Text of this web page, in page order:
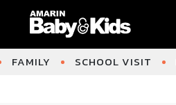
FAMILY SCHOOL VISIT